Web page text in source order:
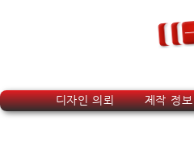
디자인 의뢰 제작 정보